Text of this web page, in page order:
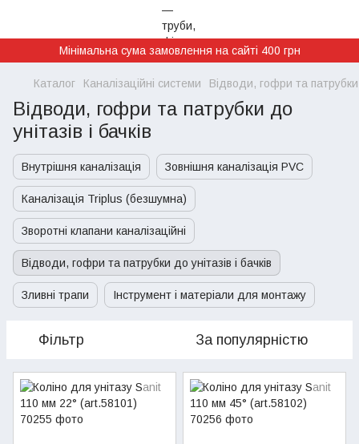
Мінімальна сума замовлення на сайті 400 грн
Каталог Каналізаційні системи Відводи, гофри та патрубки
Відводи, гофри та патрубки до
унітазів і бачків
Внутрішня каналізація Зовнішня каналізація PVC
Каналізація Triplus (безшумна)
Зворотні клапани каналізаційні
Відводи, гофри та патрубки до унітазів і бачків
Зливні трапи Інструмент і матеріали для монтажу
Фільтр За популярністю